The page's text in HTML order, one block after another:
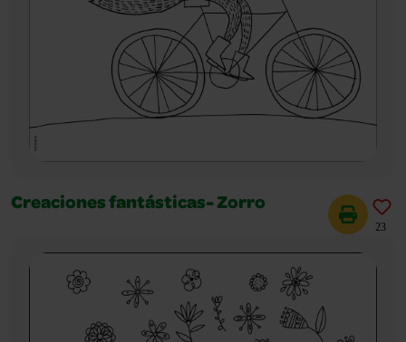
Creaciones fantásticas- Zorro
23